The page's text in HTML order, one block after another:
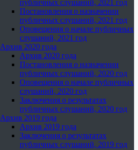
публичных слушаний, 2021 год
Постановления о назначении
публичных слушаний, 2021 год
Оповещения о начале публичных
слушаний, 2021 год
Архив 2020 года
Архив 2020 года
Постановления о назначении
публичных слушаний, 2020 год
Оповещения о начале публичных
слушаний, 2020 год
Заключения о результатах
публичных слушаний, 2020 год
Архив 2019 года
Архив 2019 года
Заключения о результатах
публичных слушаний, 2019 год